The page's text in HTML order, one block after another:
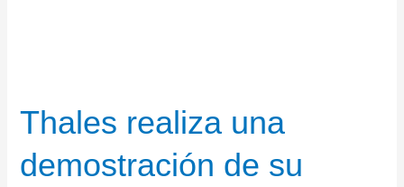
Thales realiza una
demostración de su